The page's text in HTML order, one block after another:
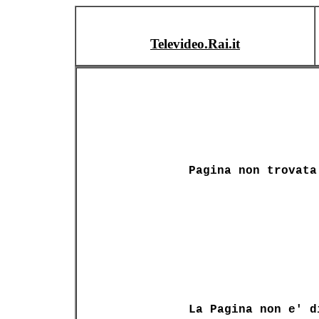
Televideo.Rai.it
Pagina non trovata
La Pagina non e'